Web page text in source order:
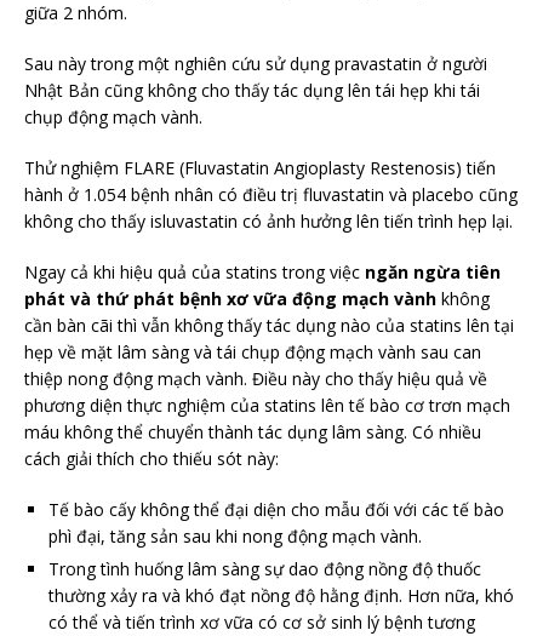
giữa 2 nhóm.
Sau này trong một nghiên cứu sử dụng pravastatin ở người
Nhật Bản cũng không cho thấy tác dụng lên tái hẹp khi tái
chụp động mạch vành.
Thử nghiệm FLARE (Fluvastatin Angioplasty Restenosis) tiến
hành ở 1.054 bệnh nhân có điều trị fluvastatin và placebo cũng
không cho thấy isluvastatin có ảnh hưởng lên tiến trình hẹp lại.
Ngay cả khi hiệu quả của statins trong việc ngăn ngừa tiên
phát và thứ phát bệnh xơ vữa động mạch vành không
cần bàn cãi thì vẫn không thấy tác dụng nào của statins lên tại
hẹp về mặt lâm sàng và tái chụp động mạch vành sau can
thiệp nong động mạch vành. Điều này cho thấy hiệu quả về
phương diện thực nghiệm của statins lên tế bào cơ trơn mạch
máu không thể chuyển thành tác dụng lâm sàng. Có nhiều
cách giải thích cho thiếu sót này:
Tế bào cấy không thể đại diện cho mẫu đối với các tế bào
phì đại, tăng sản sau khi nong động mạch vành.
Trong tình huống lâm sàng sự dao động nồng độ thuốc
thường xảy ra và khó đạt nồng độ hằng định. Hơn nữa, khó
có thể và tiến trình xơ vữa có cơ sở sinh lý bệnh tương